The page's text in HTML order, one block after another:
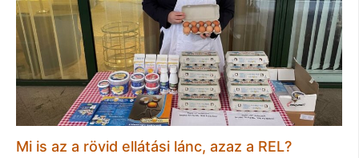
Mi is az a rövid ellátási lánc, azaz a REL?